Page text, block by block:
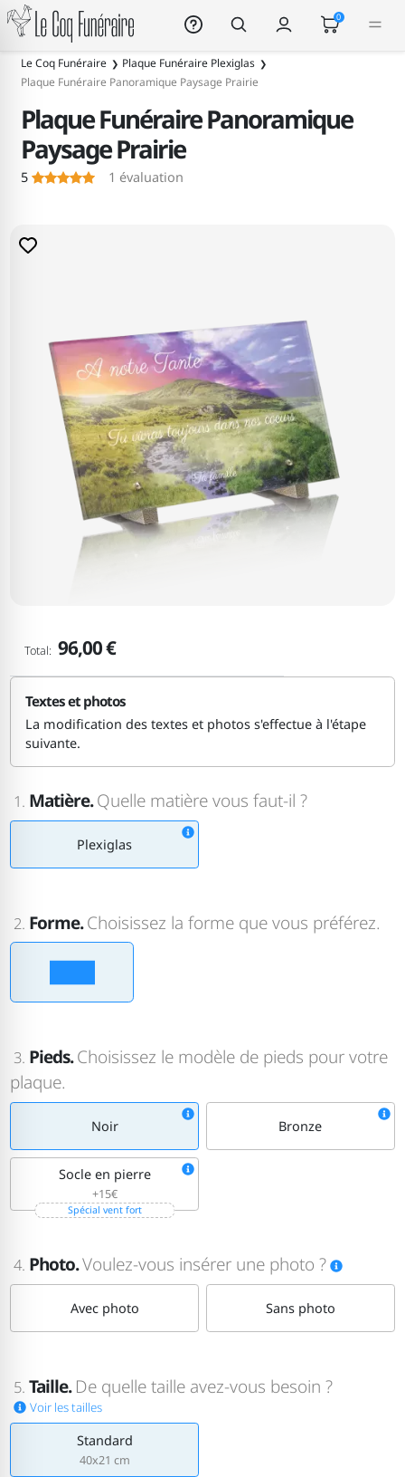
Le Coq Funéraire 0
Le Coq Funéraire
Plaque Funéraire Plexiglas
Plaque Funéraire Panoramique Paysage Prairie
Plaque Funéraire Panoramique
Paysage Prairie
5 1 évaluation
Total: 96,00 €
Textes et photos
La modification des textes et photos s'effectue à l'étape
suivante.
1. Matière.Quelle matière vous faut-il ?
Plexiglas
2. Forme.Choisissez la forme que vous préférez.
3. Pieds.Choisissez le modèle de pieds pour votre
plaque.
Noir Bronze
Socle en pierre
+15€
Spécial vent fort
4. Photo.Voulez-vous insérer une photo ?
Avec photo Sans photo
5. Taille. De quelle taille avez-vous besoin ?
Voir les tailles
Standard
40x21 cm